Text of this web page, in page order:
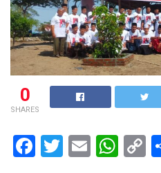
0
SHARES
F
T
E
W C